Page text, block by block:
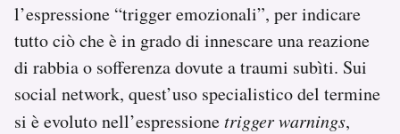
l’espressione “trigger emozionali”, per indicare
tutto ciò che è in grado di innescare una reazione
di rabbia o sofferenza dovute a traumi subìti. Sui
social network, quest’uso specialistico del termine
si è evoluto nell’espressionetrigger warnings,